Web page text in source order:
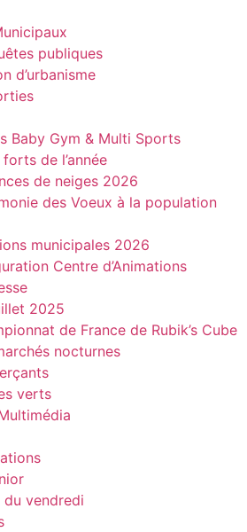
publiques
d’urbanisme
Baby Gym & Multi Sports
de l’année
de neiges 2026
des Voeux à la population
municipales 2026
Centre d’Animations
2025
de France de Rubik’s Cube
nocturnes
verts
du vendredi